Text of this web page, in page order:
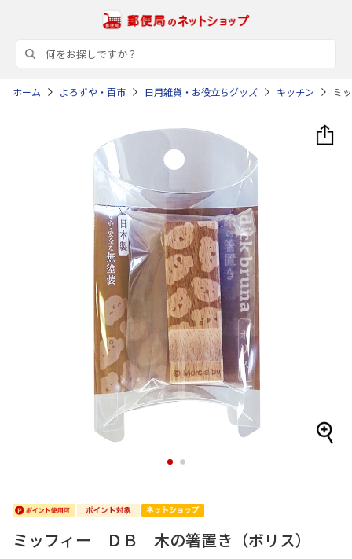
ホーム よろずや・百市 日用雑貨・お役立ちグッズ キッチン ミ
1 2
ミッフィー ＤＢ 木の箸置き（ボリス）